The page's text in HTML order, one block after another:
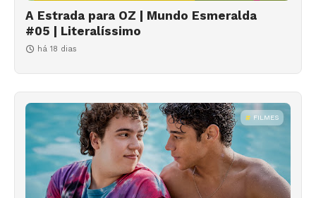
A Estrada para OZ | Mundo Esmeralda
#05 | Literalíssimo
há 18 dias
FILMES